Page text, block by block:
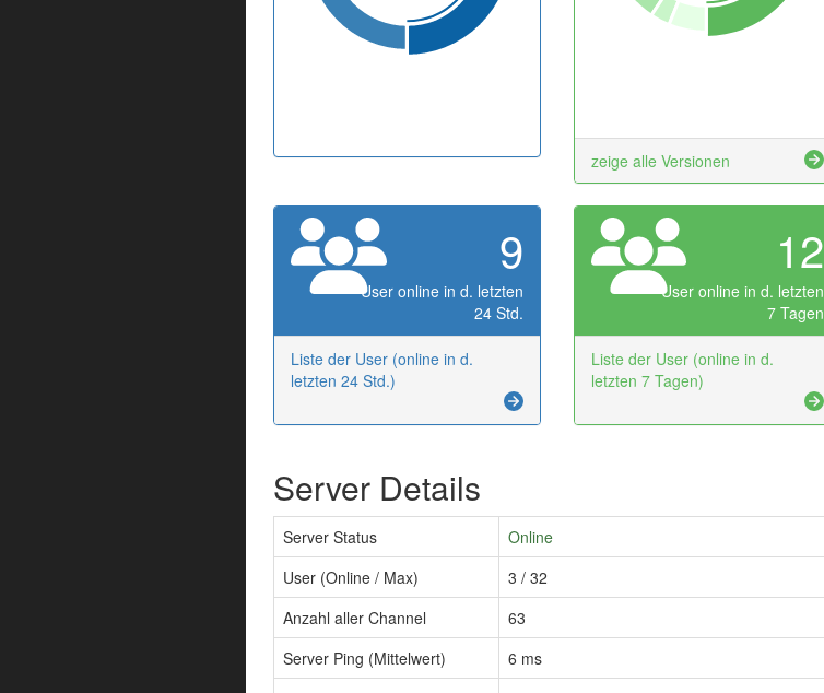
zeige alle Versionen
9
User online in d. letzten
24 Std.
Liste der User (online in d.
letzten 24 Std.)
12
User online in d. letzten
7 Tagen
Liste der User (online in d.
letzten 7 Tagen)
Server Details
Server Status
Online
User (Online / Max)
3 / 32
Anzahl aller Channel
63
Server Ping (Mittelwert)
6 ms